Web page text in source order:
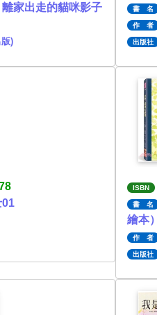
家出走的貓咪影子
)
書 名
作 者
出版社
01
ISBN
書 名
繪本）
作 者
出版社